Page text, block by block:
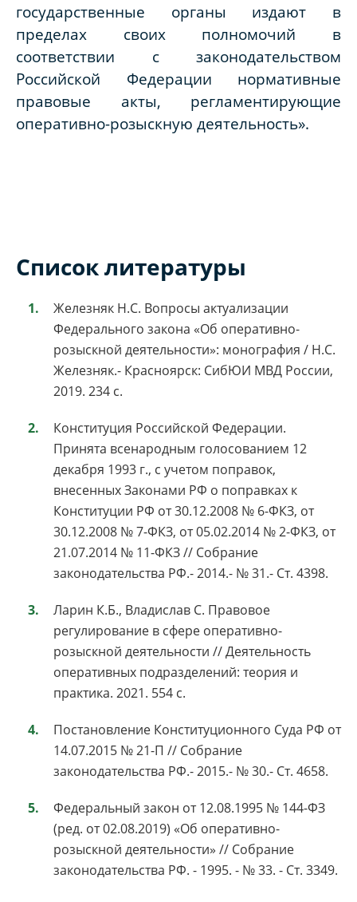
государственные органы издают в
пределах своих полномочий в
соответствии с законодательством
Российской Федерации нормативные
правовые акты, регламентирующие
оперативно-розыскную деятельность».
Список литературы
Железняк Н.С. Вопросы актуализации
Федерального закона «Об оперативно-
розыскной деятельности»: монография / Н.С.
Железняк.- Красноярск: СибЮИ МВД России,
2019. 234 с.
Конституция Российской Федерации.
Принята всенародным голосованием 12
декабря 1993 г., с учетом поправок,
внесенных Законами РФ о поправках к
Конституции РФ от 30.12.2008 № 6-ФКЗ, от
30.12.2008 № 7-ФКЗ, от 05.02.2014 № 2-ФКЗ, от
21.07.2014 № 11-ФКЗ // Собрание
законодательства РФ.- 2014.- № 31.- Ст. 4398.
Ларин К.Б., Владислав С. Правовое
регулирование в сфере оперативно-
розыскной деятельности // Деятельность
оперативных подразделений: теория и
практика. 2021. 554 с.
Постановление Конституционного Суда РФ от
14.07.2015 № 21-П // Собрание
законодательства РФ.- 2015.- № 30.- Ст. 4658.
Федеральный закон от 12.08.1995 № 144-ФЗ
(ред. от 02.08.2019) «Об оперативно-
розыскной деятельности» // Собрание
законодательства РФ. - 1995. - № 33. - Ст. 3349.